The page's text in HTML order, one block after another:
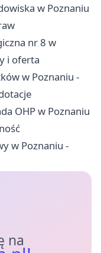
w Poznaniu
nr 8 w
i oferta
w Poznaniu -
OHP w Poznaniu
w Poznaniu -
na